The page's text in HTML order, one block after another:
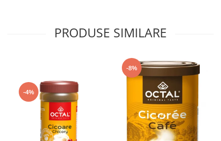
PRODUSE SIMILARE
-4%
-8%